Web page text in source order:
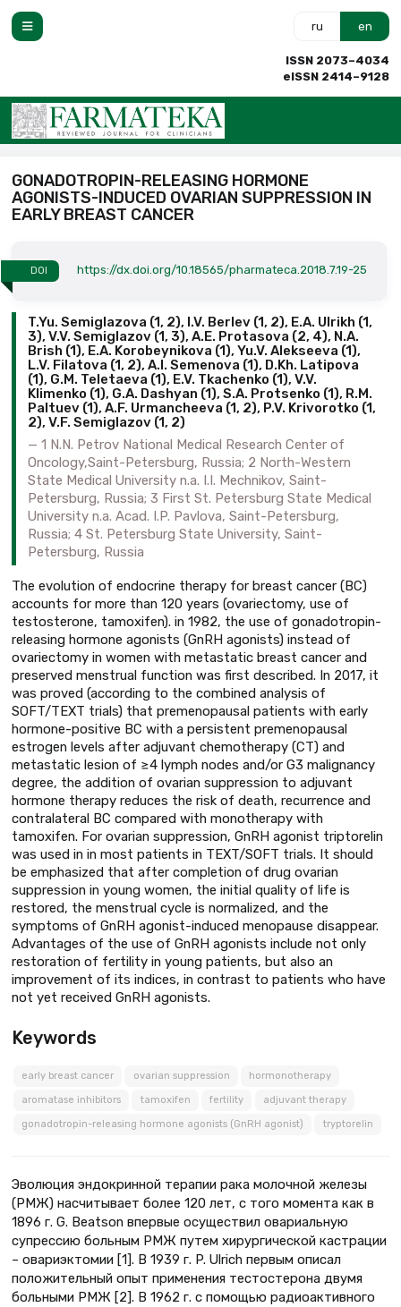
ru en
ISSN 2073–4034
eISSN 2414–9128
GONADOTROPIN-RELEASING HORMONE
AGONISTS-INDUCED OVARIAN SUPPRESSION IN
EARLY BREAST CANCER
DOI https://dx.doi.org/10.18565/pharmateca.2018.7.19-25
T.Yu. Semiglazova (1, 2), I.V. Berlev (1, 2), E.A. Ulrikh (1,
3), V.V. Semiglazov (1, 3), A.E. Protasova (2, 4), N.A.
Brish (1), E.A. Korobeynikova (1), Yu.V. Alekseeva (1),
L.V. Filatova (1, 2), A.I. Semenova (1), D.Kh. Latipova
(1), G.M. Teletaeva (1), E.V. Tkachenko (1), V.V.
Klimenko (1), G.A. Dashyan (1), S.A. Protsenko (1), R.M.
Paltuev (1), A.F. Urmancheeva (1, 2), P.V. Krivorotko (1,
2), V.F. Semiglazov (1, 2)
1 N.N. Petrov National Medical Research Center of
Oncology,Saint-Petersburg, Russia; 2 North-Western
State Medical University n.a. I.I. Mechnikov, Saint-
Petersburg, Russia; 3 First St. Petersburg State Medical
University n.a. Acad. I.P. Pavlova, Saint-Petersburg,
Russia; 4 St. Petersburg State University, Saint-
Petersburg, Russia
The evolution of endocrine therapy for breast cancer (BC)
accounts for more than 120 years (ovariectomy, use of
testosterone, tamoxifen). in 1982, the use of gonadotropin-
releasing hormone agonists (GnRH agonists) instead of
ovariectomy in women with metastatic breast cancer and
preserved menstrual function was first described. In 2017, it
was proved (according to the combined analysis of
SOFT/TEXT trials) that premenopausal patients with early
hormone-positive BC with a persistent premenopausal
estrogen levels after adjuvant chemotherapy (CT) and
metastatic lesion of ≥4 lymph nodes and/or G3 malignancy
degree, the addition of ovarian suppression to adjuvant
hormone therapy reduces the risk of death, recurrence and
contralateral BC compared with monotherapy with
tamoxifen. For ovarian suppression, GnRH agonist triptorelin
was used in in most patients in TEXT/SOFT trials. It should
be emphasized that after completion of drug ovarian
suppression in young women, the initial quality of life is
restored, the menstrual cycle is normalized, and the
symptoms of GnRH agonist-induced menopause disappear.
Advantages of the use of GnRH agonists include not only
restoration of fertility in young patients, but also an
improvement of its indices, in contrast to patients who have
not yet received GnRH agonists.
Keywords
early breast cancer ovarian suppression hormonotherapy
aromatase inhibitors tamoxifen fertility adjuvant therapy
gonadotropin-releasing hormone agonists (GnRH agonist) tryptorelin
Эволюция эндокринной терапии рака молочной железы
(РМЖ) насчитывает более 120 лет, с того момента как в
1896 г. G. Beatson впервые осуществил овариальную
супрессию больным РМЖ путем хирургической кастрации
– овариэктомии [1]. В 1939 г. P. Ulrich первым описал
положительный опыт применения тестостерона двумя
больными РМЖ [2]. В 1962 г. с помощью радиоактивного